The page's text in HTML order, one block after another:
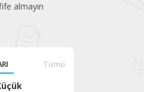
süreci yeniden
Tümü